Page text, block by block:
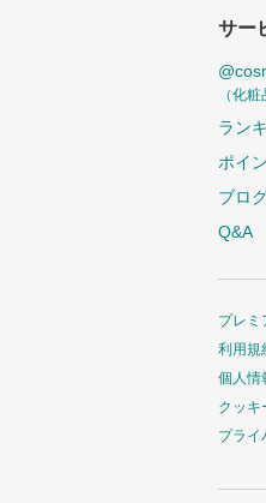
サー
（化
ラン
ポイ
ブロ
Q&A
プレミ
利用規
個人情
クッキ
プライ